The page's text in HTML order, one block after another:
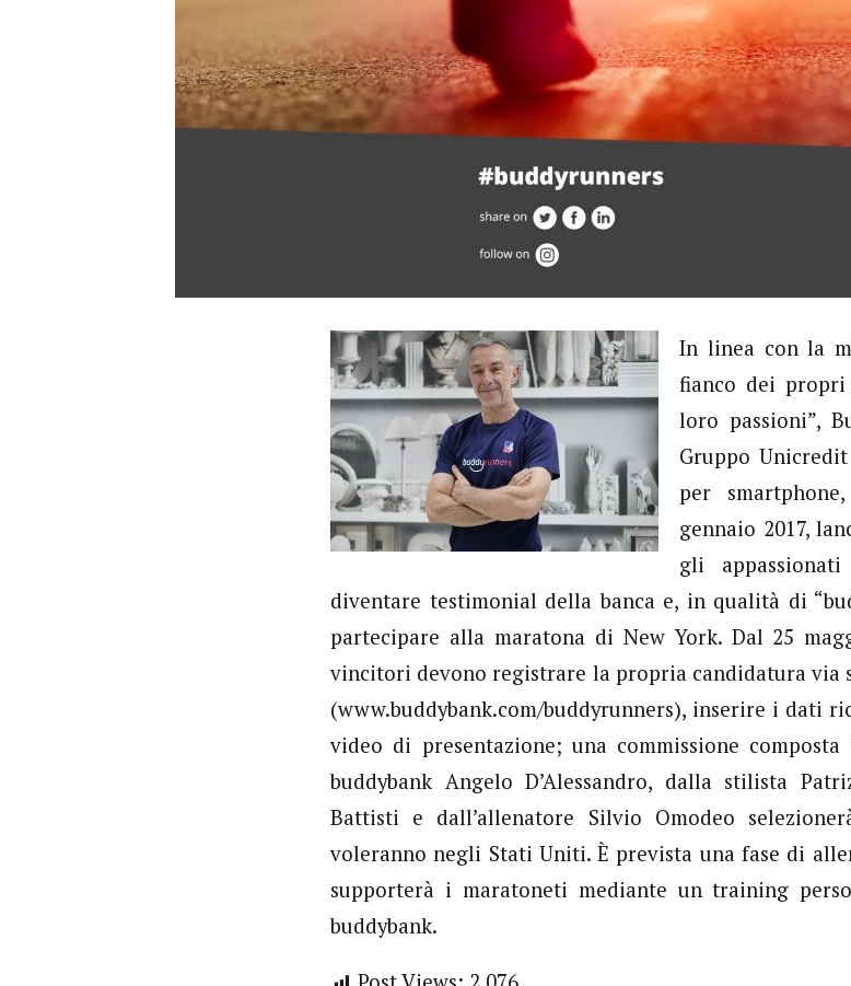
In linea con la
fianco dei
loro passioni”,
Gruppo
per
gennaio 2017,
gli
diventare testimonial della banca e, in qualità di
partecipare alla maratona di New York. Dal 25
vincitori devono registrare la propria candidatura via
(www.buddybank.com/buddyrunners), inserire i dati
video di presentazione; una commissione
buddybank Angelo D’Alessandro, dalla stilista
Battisti e dall’allenatore Silvio Omodeo
voleranno negli Stati Uniti. È prevista una fase di
supporterà i maratoneti mediante un training
buddybank.